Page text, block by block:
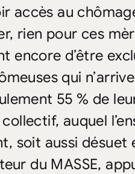
accès au
rien pour ces
encore d’être
qui
55 % de
auquel
soit aussi désuet
du MASSE,